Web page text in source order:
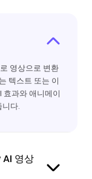
영상으로 변환
텍스트 또는 이
효과와 애니메이
다.
영상